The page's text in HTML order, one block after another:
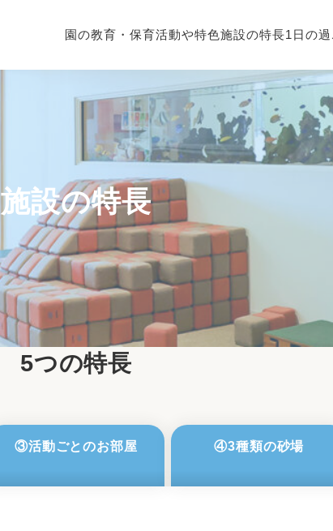
園の教育・保育活動や特色施設の特長1日の
施設の特長
5つの特長
③活動ごとのお部屋 ④3種類の砂場